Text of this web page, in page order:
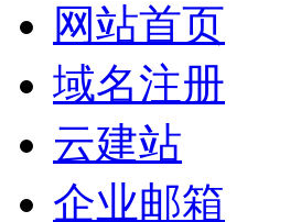
网站首页
域名注册
云建站
企业邮箱